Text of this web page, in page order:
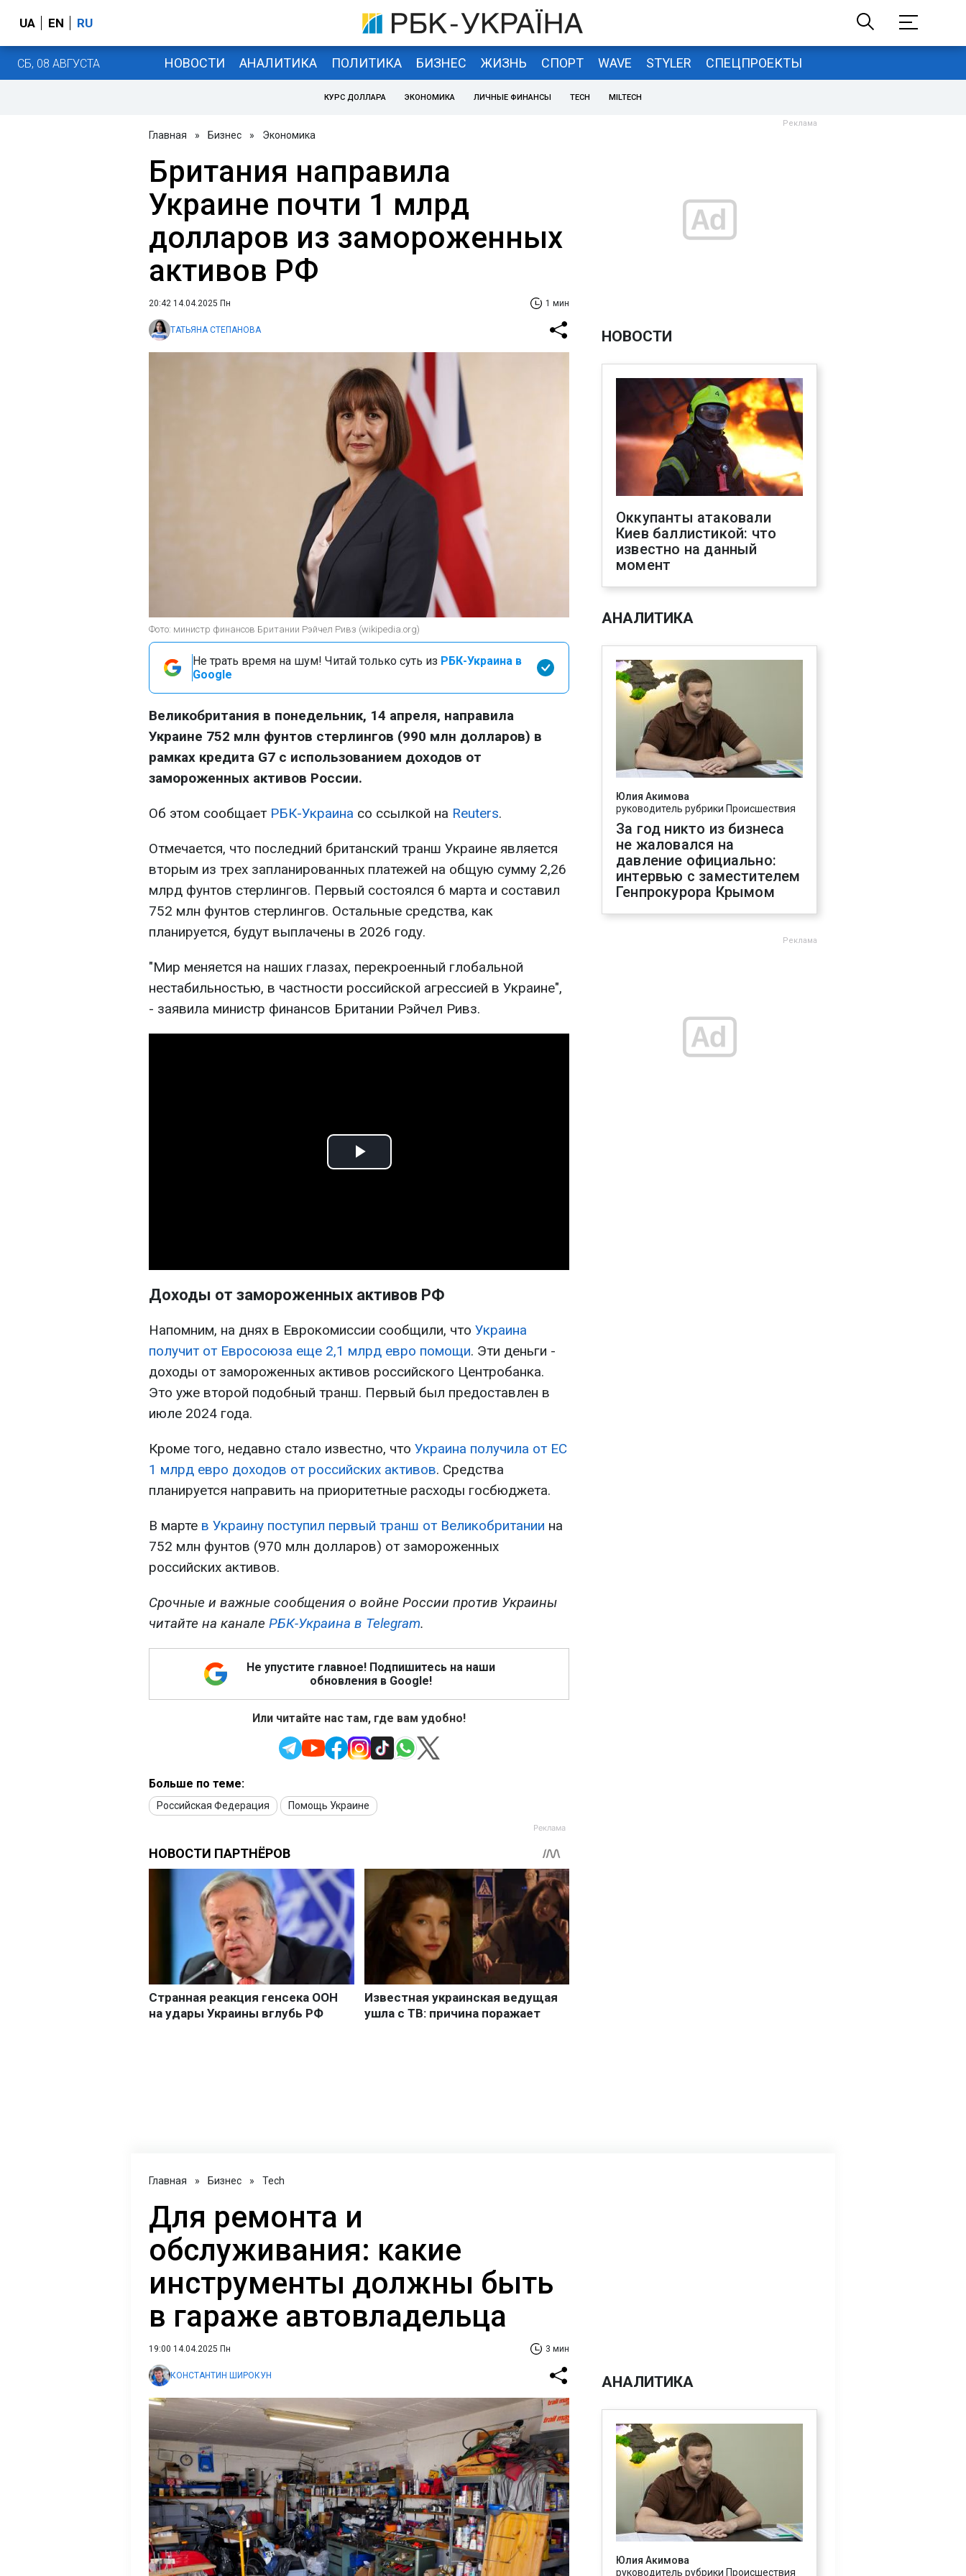
UA EN RU
СБ, 08 АВГУСТА НОВОСТИ АНАЛИТИКА ПОЛИТИКА БИЗНЕС ЖИЗНЬ СПОРТ WAVE STYLER СПЕЦПРОЕКТЫ
КУРС ДОЛЛАРА ЭКОНОМИКА ЛИЧНЫЕ ФИНАНСЫ TECH MILTECH
Главная » Бизнес » Экономика
Британия направила
Украине почти 1 млрд
долларов из замороженных
активов РФ
20:42 14.04.2025 Пн 1 мин
ТАТЬЯНА СТЕПАНОВА
Фото: министр финансов Британии Рэйчел Ривз (wikipedia.org)
Не трать время на шум! Читай только суть из РБК-Украина в
Google
Великобритания в понедельник, 14 апреля, направила
Украине 752 млн фунтов стерлингов (990 млн долларов) в
рамках кредита G7 с использованием доходов от
замороженных активов России.
Об этом сообщает РБК-Украина со ссылкой на Reuters.
Отмечается, что последний британский транш Украине является
вторым из трех запланированных платежей на общую сумму 2,26
млрд фунтов стерлингов. Первый состоялся 6 марта и составил
752 млн фунтов стерлингов. Остальные средства, как
планируется, будут выплачены в 2026 году.
"Мир меняется на наших глазах, перекроенный глобальной
нестабильностью, в частности российской агрессией в Украине",
- заявила министр финансов Британии Рэйчел Ривз.
Play
Доходы от замороженных активов РФ
Напомним, на днях в Еврокомиссии сообщили, что Украина
получит от Евросоюза еще 2,1 млрд евро помощи. Эти деньги -
доходы от замороженных активов российского Центробанка.
Это уже второй подобный транш. Первый был предоставлен в
июле 2024 года.
Кроме того, недавно стало известно, что Украина получила от ЕС
1 млрд евро доходов от российских активов. Средства
планируется направить на приоритетные расходы госбюджета.
В марте в Украину поступил первый транш от Великобритании на
752 млн фунтов (970 млн долларов) от замороженных
российских активов.
Срочные и важные сообщения о войне России против Украины
читайте на канале РБК-Украина в Telegram.
Не упустите главное! Подпишитесь на наши
обновления в Google!
Или читайте нас там, где вам удобно!
Больше по теме:
Российская Федерация Помощь Украине
НОВОСТИ
Оккупанты атаковали
Киев баллистикой: что
известно на данный
момент
АНАЛИТИКА
Юлия Акимова
руководитель рубрики Происшествия
За год никто из бизнеса
не жаловался на
давление официально:
интервью с заместителем
Генпрокурора Крымом
Главная » Бизнес » Tech
Для ремонта и
обслуживания: какие
инструменты должны быть
в гараже автовладельца
19:00 14.04.2025 Пн 3 мин
КОНСТАНТИН ШИРОКУН АНАЛИТИКА
Юлия Акимова
руководитель рубрики Происшествия